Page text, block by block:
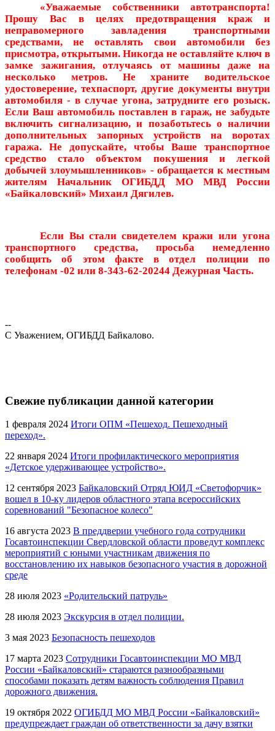
«Уважаемые собственники автотранспорта!
Прошу Вас в целях предотвращения краж и
неправомерного завладения транспортными
средствами, не оставлять свои автомобили без
присмотра, открытыми. Никогда не оставляйте ключ в
замке зажигания, отлучаясь от машины даже на
несколько метров. Не храните водительское
удостоверение, техпаспорт, другие документы внутри
автомобиля - в случае угона, затрудните его розыск.
Если Ваш автомобиль поставлен в гараж, не забудьте
включить сигнализацию, и позаботьтесь о наличии
дополнительных запорных устройств на воротах
гаража. Не допускайте, чтобы Ваше транспортное
средство стало объектом покушения и легкой
добычей злоумышленников» - обращается к местным
жителям Начальник ОГИБДД МО МВД России
«Байкаловский» Михаил Дягилев.
Если Вы стали свидетелем кражи или угона
транспортного средства, просьба немедленно
сообщить об этом факте в отдел полиции по
телефонам -02 или 8-343-62-20244 Дежурная Часть.
--
С Уважением, ОГИБДД Байкалово.
Свежие публикации данной категории
1 февраля 2024 Итоги ОПМ «Пешеход. Пешеходный
переход».
22 января 2024 Итоги профилактического мероприятия
«Детское удерживающее устройство».
12 сентября 2023 Байкаловский Отряд ЮИД «Светофорчик»
вошел в 10-ку лидеров областного этапа всероссийских
соревнований "Безопасное колесо"
16 августа 2023 В преддверии учебного года сотрудники
Госавтоинспекции Свердловской области проведут комплекс
мероприятий с юными участникам движения по
восстановлению их навыков безопасного участия в дорожной
среде
28 июля 2023 «Родительский патруль»
28 июля 2023 Экскурсия в отдел полиции.
3 мая 2023 Безопасность пешеходов
17 марта 2023 Сотрудники Госавтоинспекции МО МВД
России «Байкаловский» стараются разнообразными
способами показать детям важность соблюдения Правил
дорожного движения.
19 октября 2022 ОГИБДД МО МВД России «Байкаловский»
предупреждает граждан об ответственности за дачу взятки